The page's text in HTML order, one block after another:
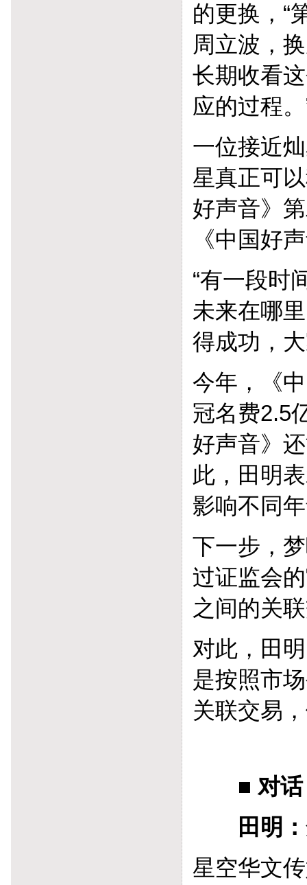
的更换，“
周立波，
长期收看
应的过程。
一位接近
星真正可
好声音》
《中国好
“有一段时
未来在哪
得成功，
今年，《
冠名费2.5
好声音》
此，田明
影响不同
下一步，
过证监会
之间的关
对此，田
是按照市
关联交易
■ 对话
田明：
星空华文